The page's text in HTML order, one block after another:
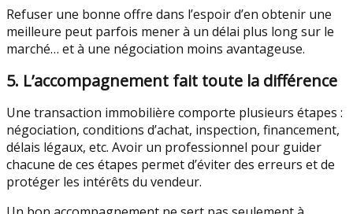
Refuser une bonne offre dans l’espoir d’en obtenir une
meilleure peut parfois mener à un délai plus long sur le
marché… et à une négociation moins avantageuse.
5. L’accompagnement fait toute la différence
Une transaction immobilière comporte plusieurs étapes :
négociation, conditions d’achat, inspection, financement,
délais légaux, etc. Avoir un professionnel pour guider
chacune de ces étapes permet d’éviter des erreurs et de
protéger les intérêts du vendeur.